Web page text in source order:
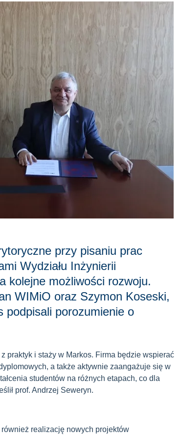
przy pisaniu prac
Wydziału Inżynierii
kolejne możliwości rozwoju.
WIMiO oraz Szymon Koseski,
podpisali porozumienie o
praktyk i staży w Markos. Firma będzie wspierać
a także aktywnie zaangażuje się w
studentów na różnych etapach, co dla
prof. Andrzej Seweryn.
również realizację nowych projektów